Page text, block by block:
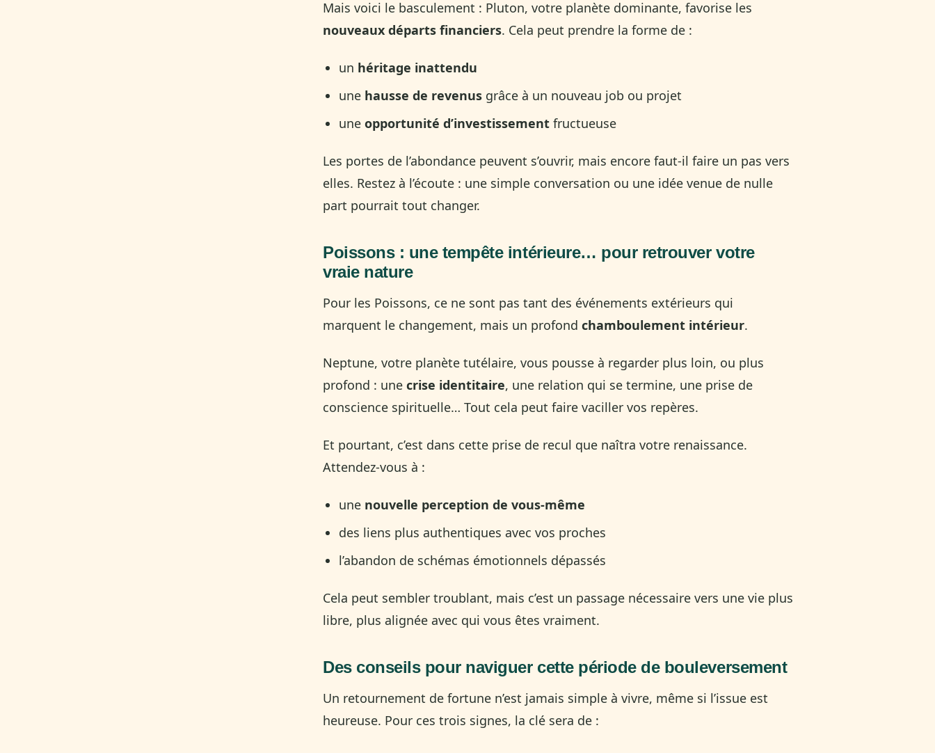
Mais voici le basculement : Pluton, votre planète dominante, favorise les
nouveaux départs financiers. Cela peut prendre la forme de :
un héritage inattendu
une hausse de revenus grâce à un nouveau job ou projet
uneopportunité d’investissement fructueuse
Les portes de l’abondance peuvent s’ouvrir, mais encore faut-il faire un pas vers
elles. Restez à l’écoute : une simple conversation ou une idée venue de nulle
part pourrait tout changer.
Poissons: une tempête intérieure… pour retrouver votre
vraie nature
Pour les Poissons, ce ne sont pas tant des événements extérieurs qui
marquent le changement, mais un profond chamboulement intérieur.
Neptune, votre planète tutélaire, vous pousse à regarder plus loin, ou plus
profond : une crise identitaire, une relation qui se termine, une prise de
conscience spirituelle… Tout cela peut faire vaciller vos repères.
Et pourtant, c’est dans cette prise de recul que naîtra votre renaissance.
Attendez-vous à :
une nouvelle perception de vous-même
des liens plus authentiques avec vos proches
l’abandon de schémas émotionnels dépassés
Cela peut sembler troublant, mais c’est un passage nécessaire vers une vie plus
libre, plus alignée avec qui vous êtes vraiment.
Des conseils pour naviguer cette période de bouleversement
Un retournement de fortune n’est jamais simple à vivre, même si l’issue est
heureuse. Pour ces trois signes, la clé sera de :